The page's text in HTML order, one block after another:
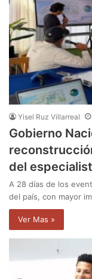
Yisel Ruz Villarreal
Gobierno
del
A 28 días de los
del país, con mayor
Ver Mas »